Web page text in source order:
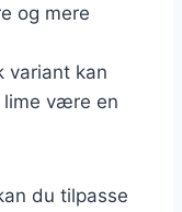
og mere
variant kan
lime være en
du tilpasse